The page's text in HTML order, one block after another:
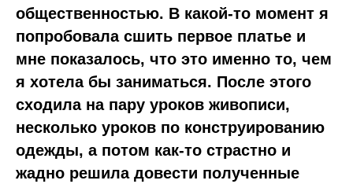
общественностью. В какой-то момент я
попробовала сшить первое платье и
мне показалось, что это именно то, чем
я хотела бы заниматься. После этого
сходила на пару уроков живописи,
несколько уроков по конструированию
одежды, а потом как-то страстно и
жадно решила довести полученные